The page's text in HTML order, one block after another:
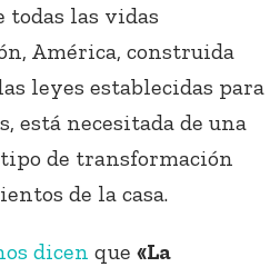
las vidas
América, construida
leyes establecidas para
está necesitada de una
de transformación
de la casa.
dicen que «La